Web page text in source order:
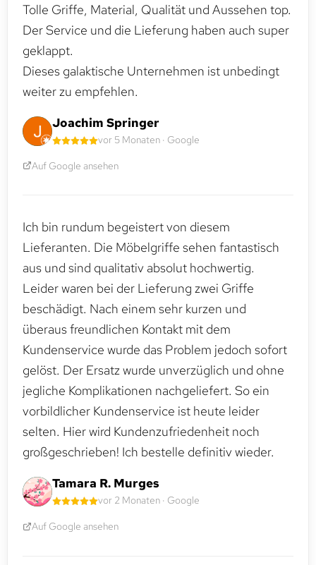
Tolle Griffe, Material, Qualität und Aussehen top.
Der Service und die Lieferung haben auch super
geklappt.
Dieses galaktische Unternehmen ist unbedingt
weiter zu empfehlen.
Joachim Springer
vor 5 Monaten · Google
Auf Google ansehen
Ich bin rundum begeistert von diesem
Lieferanten. Die Möbelgriffe sehen fantastisch
aus und sind qualitativ absolut hochwertig.
Leider waren bei der Lieferung zwei Griffe
beschädigt. Nach einem sehr kurzen und
überaus freundlichen Kontakt mit dem
Kundenservice wurde das Problem jedoch sofort
gelöst. Der Ersatz wurde unverzüglich und ohne
jegliche Komplikationen nachgeliefert. So ein
vorbildlicher Kundenservice ist heute leider
selten. Hier wird Kundenzufriedenheit noch
großgeschrieben! Ich bestelle definitiv wieder.
Tamara R. Murges
vor 2 Monaten · Google
Auf Google ansehen